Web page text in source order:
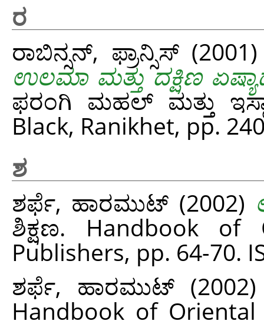
ರ
ರಾಬಿನ್ಸನ್, ಫ್ರಾನ್ಸಿಸ್
ಉಲಮಾ ಮತ್ತು ದಕ್ಷಿಣ
ಫರಂಗಿ ಮಹಲ್ ಮತ್ತು
Black, Ranikhet, pp.
ಶ
ಶರ್ಫೆ, ಹಾರಮುಟ್ (2002)
ಶಿಕ್ಷಣ. Handbook of
Publishers, pp. 64-70.
ಶರ್ಫೆ, ಹಾರಮುಟ್
Handbook of